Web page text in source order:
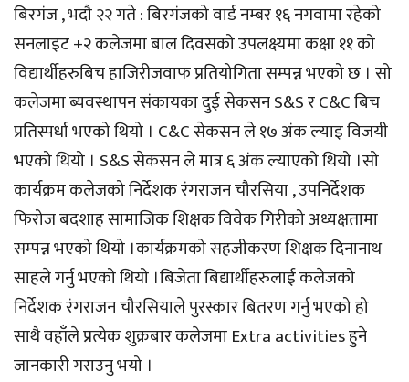
बिरगंज , भदौ २२ गते : बिरगंजको वार्ड नम्बर १६ नगवामा रहेको
सनलाइट +२ कलेजमा बाल दिवसको उपलक्ष्यमा कक्षा ११ को
विद्यार्थीहरुबिच हाजिरीजवाफ प्रतियोगिता सम्पन्न भएको छ । सो
कलेजमा ब्यवस्थापन संकायका दुई सेकसन S&S र C&C बिच
प्रतिस्पर्धा भएको थियो । C&C सेकसन ले १७ अंक ल्याइ विजयी
भएको थियो । S&S सेकसन ले मात्र ६ अंक ल्याएको थियो ।सो
कार्यक्रम कलेजको निर्देशक रंगराजन चौरसिया , उपनिर्देशक
फिरोज बदशाह सामाजिक शिक्षक विवेक गिरीको अध्यक्षतामा
सम्पन्न भएको थियो ।कार्यक्रमको सहजीकरण शिक्षक दिनानाथ
साहले गर्नु भएको थियो ।बिजेता बिद्यार्थीहरुलाई कलेजको
निर्देशक रंगराजन चौरसियाले पुरस्कार बितरण गर्नु भएको हो
साथै वहाँले प्रत्येक शुक्रबार कलेजमा Extra activities हुने
जानकारी गराउनु भयो ।